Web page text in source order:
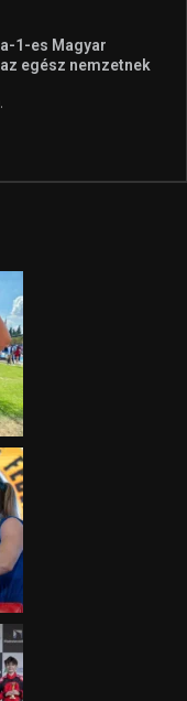
1-es Magyar
egész nemzetnek